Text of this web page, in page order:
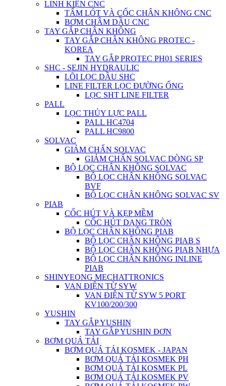
LINH KIỆN CNC
TẤM LÓT VÀ CỐC CHÂN KHÔNG CNC
BƠM CHÂM DẦU CNC
TAY GẮP CHÂN KHÔNG
TAY GẮP CHÂN KHÔNG PROTEC -
KOREA
TAY GẮP PROTEC PH01 SERIES
SHC - SEJIN HYDRAULIC
LÕI LỌC DẦU SHC
LINE FILTER LỌC ĐƯỜNG ỐNG
LỌC SHT LINE FILTER
PALL
LỌC THỦY LỰC PALL
PALL HC4704
PALL HC9800
SOLVAC
GIẢM CHẤN SOLVAC
GIẢM CHẤN SOLVAC DÒNG SP
BỘ LỌC CHÂN KHÔNG SOLVAC
BỘ LỌC CHÂN KHÔNG SOLVAC
BVF
BỘ LỌC CHÂN KHÔNG SOLVAC SV
PIAB
CỐC HÚT VÀ KẸP MỀM
CỐC HÚT DẠNG TRÒN
BỘ LỌC CHÂN KHÔNG PIAB
BỘ LỌC CHÂN KHÔNG PIAB S
BỘ LỌC CHÂN KHÔNG PIAB NHỰA
BỘ LỌC CHÂN KHÔNG INLINE
PIAB
SHINYEONG MECHATTRONICS
VAN ĐIỆN TỪ SYW
VAN ĐIỆN TỪ SYW 5 PORT
KV100/200/300
YUSHIN
TAY GẮP YUSHIN
TAY GẮP YUSHIN ĐƠN
BƠM QUÁ TẢI
BƠM QUÁ TẢI KOSMEK - JAPAN
BƠM QUÁ TẢI KOSMEK PH
BƠM QUÁ TẢI KOSMEK PL
BƠM QUÁ TẢI KOSMEK PV